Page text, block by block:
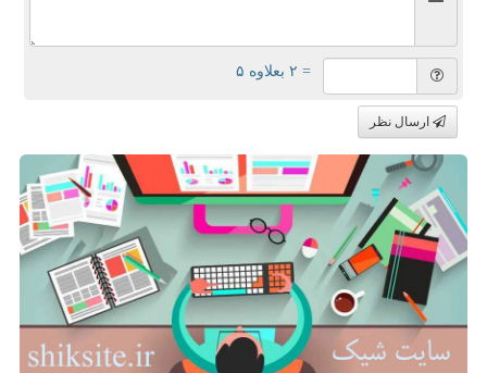
= ۲ بعلاوه ۵
ارسال نظر